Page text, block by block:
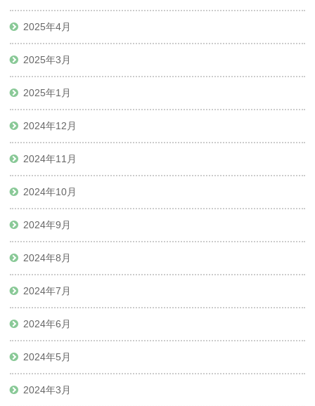
2025年4月
2025年3月
2025年1月
2024年12月
2024年11月
2024年10月
2024年9月
2024年8月
2024年7月
2024年6月
2024年5月
2024年3月